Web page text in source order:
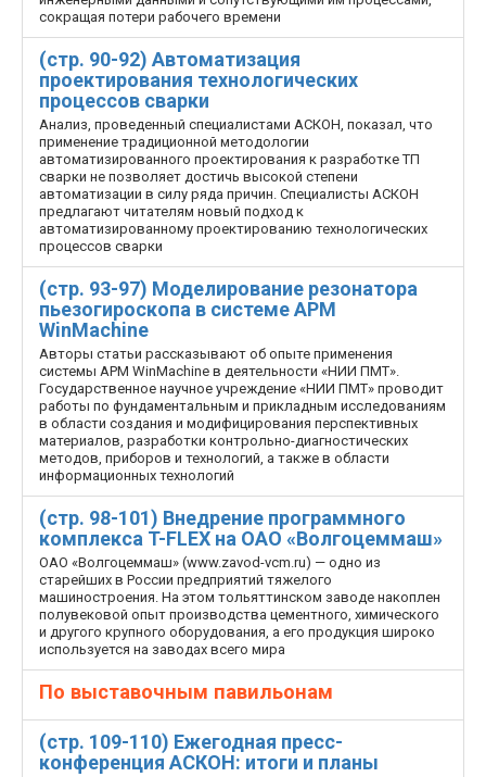
сокращая потери рабочего времени
(стр. 90-92) Автоматизация
проектирования технологических
процессов сварки
Анализ, проведенный специалистами АСКОН, показал, что
применение традиционной методологии
автоматизированного проектирования к разработке ТП
сварки не позволяет достичь высокой степени
автоматизации в силу ряда причин. Специалисты АСКОН
предлагают читателям новый подход к
автоматизированному проектированию технологических
процессов сварки
(стр. 93-97) Моделирование резонатора
пьезогироскопа в системе АРМ
WinMachine
Авторы статьи рассказывают об опыте применения
системы APM WinMachine в деятельности «НИИ ПМТ».
Государственное научное учреждение «НИИ ПМТ» проводит
работы по фундаментальным и прикладным исследованиям
в области создания и модифицирования перспективных
материалов, разработки контрольно-диагностических
методов, приборов и технологий, а также в области
информационных технологий
(стр. 98-101) Внедрение программного
комплекса T-FLEX на ОАО «Волгоцеммаш»
ОАО «Волгоцеммаш» (www.zavod-vcm.ru) — одно из
старейших в России предприятий тяжелого
машиностроения. На этом тольяттинском заводе накоплен
полувековой опыт производства цементного, химического
и другого крупного оборудования, а его продукция широко
используется на заводах всего мира
По выставочным павильонам
(стр. 109-110) Ежегодная пресс-
конференция АСКОН: итоги и планы